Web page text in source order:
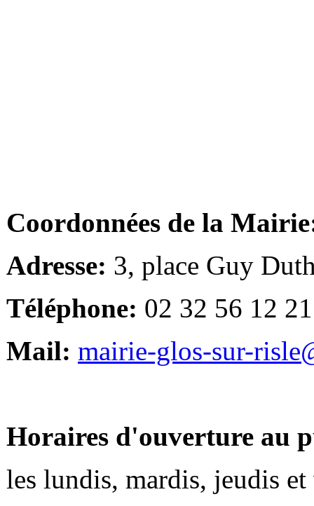
Coordonnées de la
Adresse: 3, place Guy
Téléphone: 02 32 56 12 21
Mail: mairie-glos-sur-
Horaires d'ouverture au
les lundis, mardis, jeudis et